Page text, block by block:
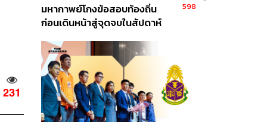
231
มหากาพย์โกงข้อสอบท้องถิ่น
ก่อนเดินหน้าสู่จุดจบในสัปดาห์
598